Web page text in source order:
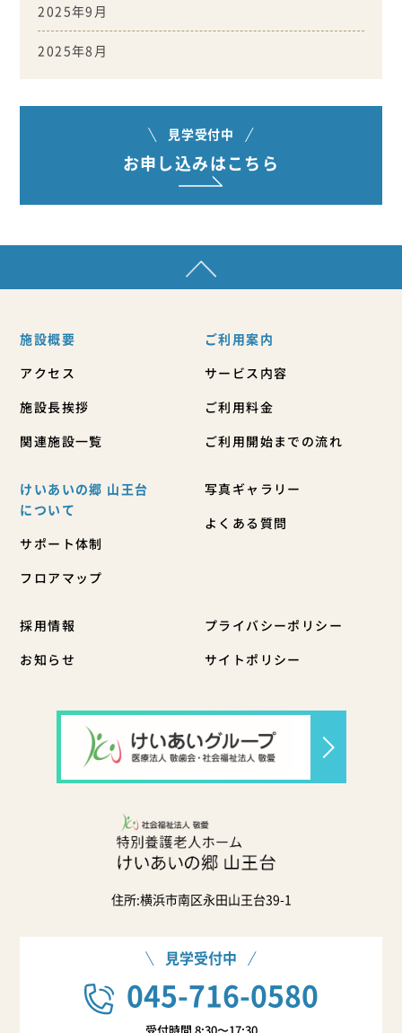
2025年9月
2025年8月
見学受付中
お申し込みはこちら
施設概要
アクセス
施設長挨拶
関連施設一覧
ご利用案内
サービス内容
ご利用料金
ご利用開始までの流れ
けいあいの郷 山王台
について
サポート体制
フロアマップ
写真ギャラリー
よくある質問
採用情報
お知らせ
プライバシーポリシー
サイトポリシー
住所:横浜市南区永田山王台39-1
見学受付中
045-716-0580